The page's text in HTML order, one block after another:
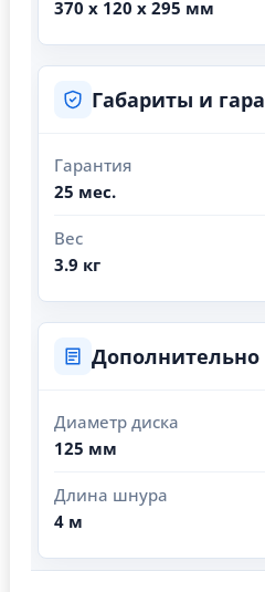
370 х 120 х 295 мм
Габариты и
Гарантия
25 мес.
Вес
3.9 кг
Дополнительно
Диаметр диска
125 мм
Длина шнура
4 м